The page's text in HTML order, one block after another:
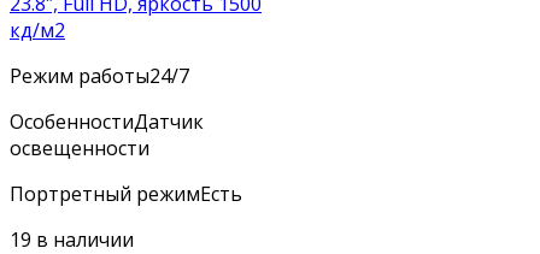
кд/м2
Режим работы24/7
ОсобенностиДатчик
освещенности
Портретный режимЕсть
19 в наличии